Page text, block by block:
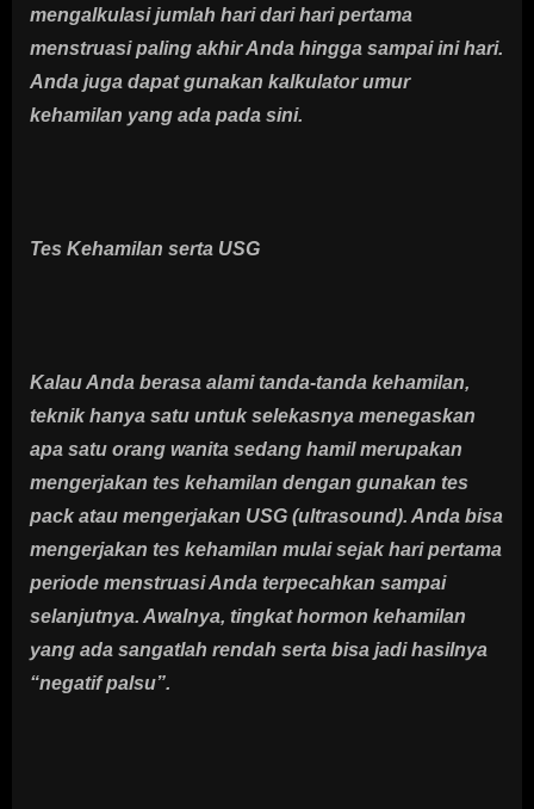
mengalkulasi jumlah hari dari hari pertama
menstruasi paling akhir Anda hingga sampai ini hari.
Anda juga dapat gunakan kalkulator umur
kehamilan yang ada pada sini.
Tes Kehamilan serta USG
Kalau Anda berasa alami tanda-tanda kehamilan,
teknik hanya satu untuk selekasnya menegaskan
apa satu orang wanita sedang hamil merupakan
mengerjakan tes kehamilan dengan gunakan tes
pack atau mengerjakan USG (ultrasound). Anda bisa
mengerjakan tes kehamilan mulai sejak hari pertama
periode menstruasi Anda terpecahkan sampai
selanjutnya. Awalnya, tingkat hormon kehamilan
yang ada sangatlah rendah serta bisa jadi hasilnya
“negatif palsu”.